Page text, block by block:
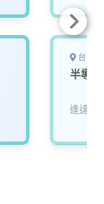
台中
半導
逢達能